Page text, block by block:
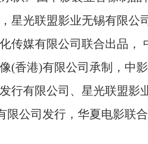
星光联盟影业无锡有限公
传媒有限公司联合出品，
(香港)有限公司承制，中
行有限公司、星光联盟影
限公司发行，华夏电影联